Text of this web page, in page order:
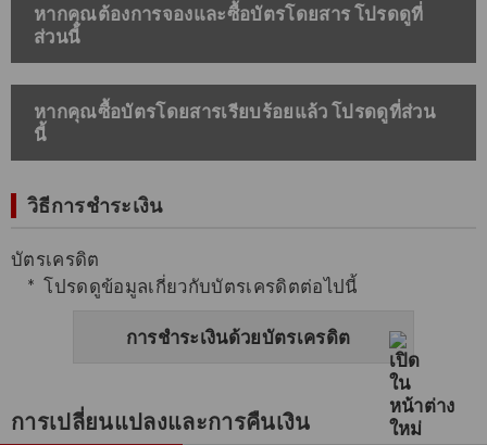
หากคุณต้องการจองและซื้อบัตรโดยสาร โปรดดูที่
ส่วนนี้
​หากคุณซื้อบัตรโดยสารเรียบร้อยแล้ว โปรดดูที่ส่วน
นี้
วิธีการชำระเงิน
บัตรเครดิต
โปรดดูข้อมูลเกี่ยวกับบัตรเครดิตต่อไปนี้
การชำระเงินด้วยบัตรเครดิต
การเปลี่ยนแปลงและการคืนเงิน